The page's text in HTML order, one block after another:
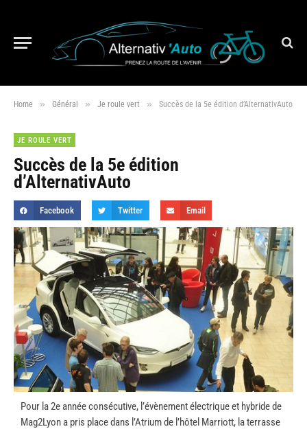
Home » Général » Je roule vert » Succès de la 5e édition d’AlternativAuto
JE ROULE VERT
Succès de la 5e édition
d’AlternativAuto
Facebook Twitter Email
Pour la 2e année consécutive, l’évènement électrique et hybride de
Mag2Lyon a pris place dans l’Atrium de l’hôtel Marriott, la terrasse